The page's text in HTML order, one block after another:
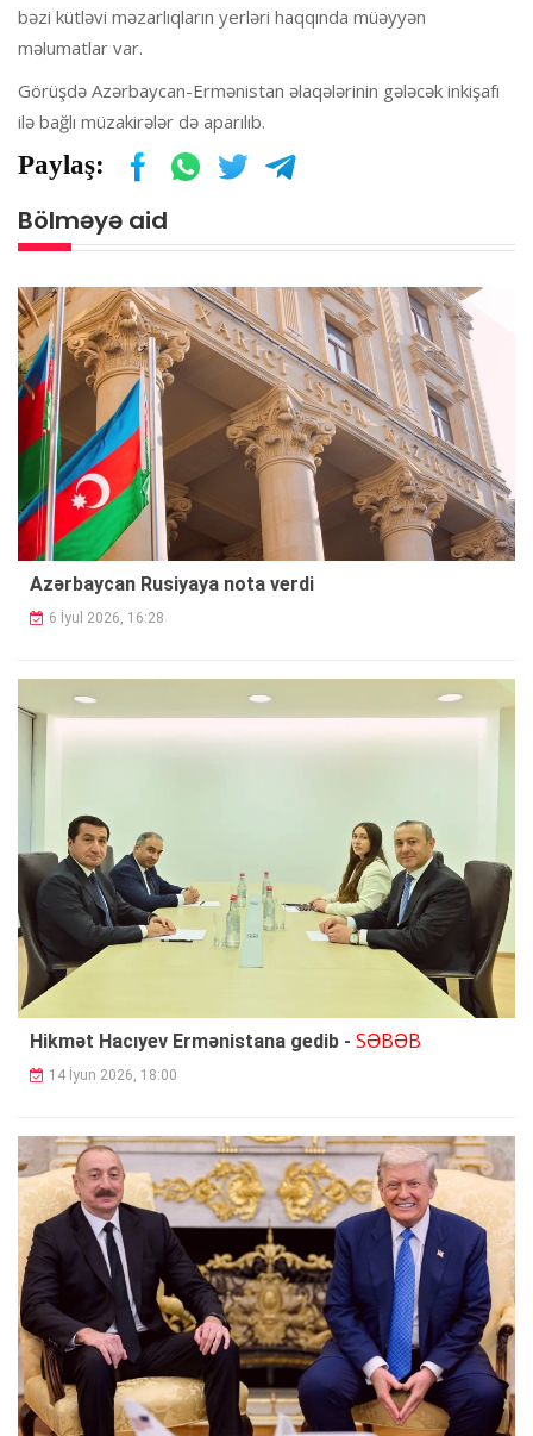
bəzi kütləvi məzarlıqların yerləri haqqında müəyyən
məlumatlar var.
Görüşdə Azərbaycan-Ermənistan əlaqələrinin gələcək inkişafı
ilə bağlı müzakirələr də aparılıb.
Paylaş:
Bölməyə aid
Azərbaycan Rusiyaya nota verdi
6 İyul 2026, 16:28
Hikmət Hacıyev Ermənistana gedib - SƏBƏB
14 İyun 2026, 18:00